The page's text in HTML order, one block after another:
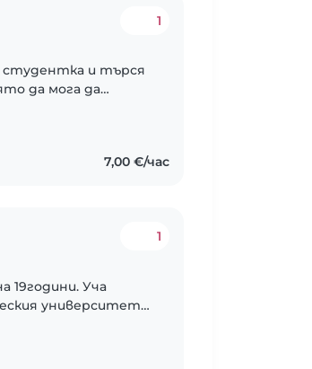
1
студентка и търся
да мога да
7,00 €/час
1
19години. Уча
университет